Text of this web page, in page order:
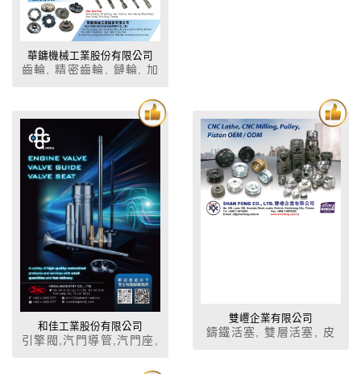
華鏞機械工業股份有限公司
齒輪, 精密齒輪, 鏈輪, 加
（車，刨，銑，鑽，
鋸）, 精密切削加工
（磨、搪、拉．．等 加
工）, 焊接, 其他金屬加
工服務業, ＣＮＣ立橫銑
床代加工, 研磨加工, 噴
砂，研磨加工
和佳工業股份有限公司
引擎閥,汽門導管,汽門座,
雙㠦企業有限公司
鑄鐵活塞, 雙層活塞, 皮